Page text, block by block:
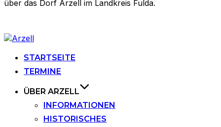
über das Dorf Arzell im Landkreis Fulda.
Zu
springenSTARTSEITE
TERMINE
ÜBER ARZELL
INFORMATIONEN
HISTORISCHES